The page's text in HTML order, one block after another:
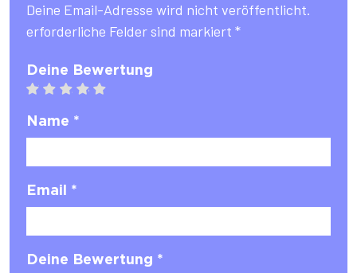
Deine Email-Adresse wird nicht veröffentlicht.
erforderliche Felder sind markiert *
Deine Bewertung
5 stars
4 stars
3 stars
2 stars
1 star
Name *
Email *
Deine Bewertung *